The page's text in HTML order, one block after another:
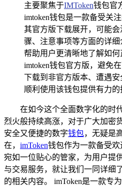
主要聚焦于IMToken钱包官
imtoken钱包是一款备受关
其官方版下载展开，可能
骤、注意事项等方面的详
帮助用户更清晰地了解如
imtoken钱包官方版，避免
下载到非官方版本、遭遇
顺利使用该钱包提供有力的
在如今这个全面数字化的时
烈火般持续高涨，对于广大加密
安全又便捷的数字钱包，无疑是
在， imToken钱包作为一款备受欢
宛如一位贴心的管家，为用户提
与交易服务，就让我们一同详细
的相关内容。 imToken是一款专